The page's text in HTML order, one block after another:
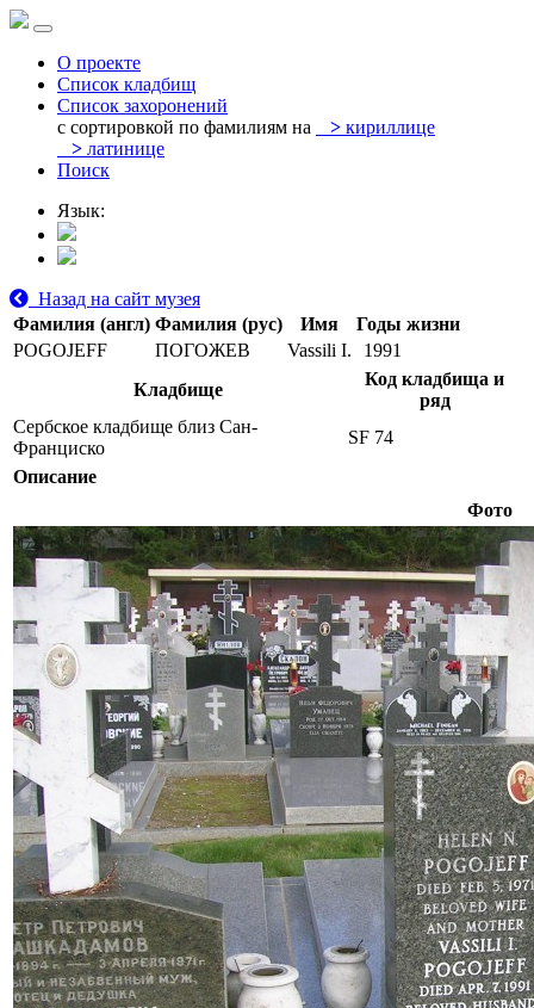
О проекте
Список кладбищ
Список захоронений
с сортировкой по фамилиям на
> кириллице
> латинице
Поиск
Язык:
Назад на сайт музея
Фамилия (англ) Фамилия (рус) Имя
Годы жизни
POGOJEFF
ПОГОЖЕВ Vassili I.
1991
Кладбище
Код кладбища и
ряд
Сербское кладбище близ Сан-
Франциско
SF 74
Описание
Фото